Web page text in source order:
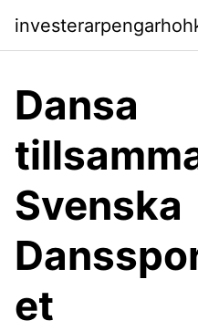
Dansa
Svenska
et